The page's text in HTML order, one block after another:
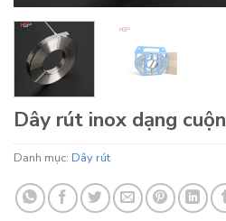
Dây rút inox dạng cuộn
Danh mục: Dây rút